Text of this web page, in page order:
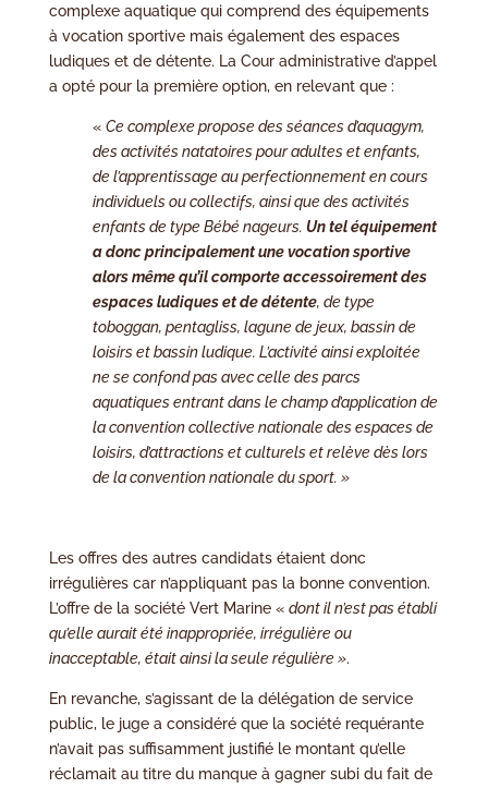
complexe aquatique qui comprend des équipements
à vocation sportive mais également des espaces
ludiques et de détente. La Cour administrative d’appel
a opté pour la première option, en relevant que :
« Ce complexe propose des séances d’aquagym,
des activités natatoires pour adultes et enfants,
de l’apprentissage au perfectionnement en cours
individuels ou collectifs, ainsi que des activités
enfants detype Bébé nageurs. Un tel équipement
a donc principalement une vocation sportive
alors même qu’il comporte accessoirement des
espaces ludiques et de détente, de type
toboggan, pentagliss, lagune de jeux, bassin de
loisirs et bassin ludique. L’activité ainsi exploitée
ne se confond pas avec celle des parcs
aquatiques entrant dans le champ d’application de
la convention collective nationale des espaces de
loisirs, d’attractions et culturels et relève dès lors
de la convention nationale du sport. »
Les offres des autres candidats étaient donc
irrégulières car n’appliquant pas la bonne convention.
L’offre de la société Vert Marine « dont il n’est pas établi
qu’elle aurait été inappropriée, irrégulière ou
inacceptable, était ainsi la seule régulière ».
En revanche, s’agissant de la délégation de service
public, le juge a considéré que la société requérante
n’avait pas suffisamment justifié le montant qu’elle
réclamait au titre du manque à gagner subi du fait de